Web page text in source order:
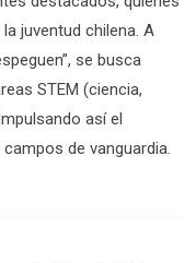
juventud chilena. A
se busca
STEM (ciencia,
así el
de vanguardia.